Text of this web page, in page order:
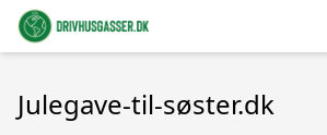
Julegave-til-søster.dk